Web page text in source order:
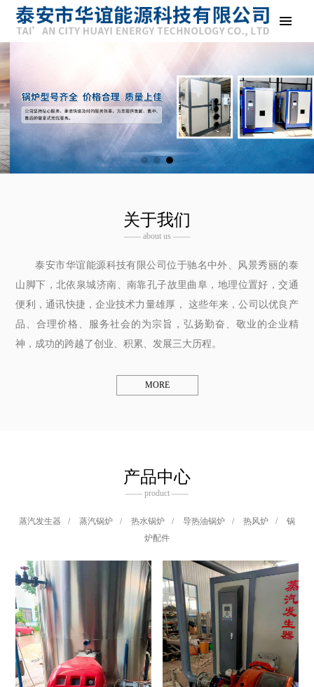
关于我们
—— about us ——
泰安市华谊能源科技有限公司位于驰名中外、风景秀丽的泰
山脚下，北依泉城济南、南靠孔子故里曲阜，地理位置好，交通
便利，通讯快捷，企业技术力量雄厚， 这些年来，公司以优良产
品、合理价格、服务社会的为宗旨，弘扬勤奋、敬业的企业精
神，成功的跨越了创业、积累、发展三大历程。
MORE
产品中心
—— product ——
蒸汽发生器 / 蒸汽锅炉 / 热水锅炉 / 导热油锅炉 / 热风炉 /
锅
炉配件